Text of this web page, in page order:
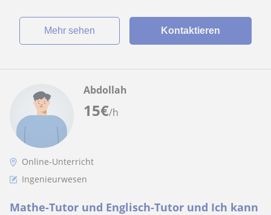
Mehr sehen Kontaktieren
15€/h
Abdollah
Online-Unterricht
Ingenieurwesen
Mathe-Tutor und Englisch-Tutor und Ich kann